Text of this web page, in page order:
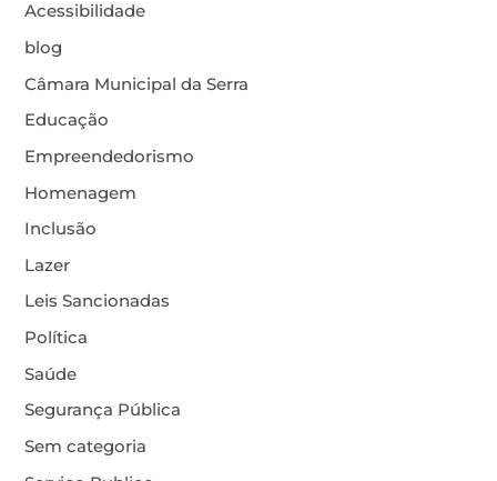
Acessibilidade
blog
Câmara Municipal da Serra
Educação
Empreendedorismo
Homenagem
Inclusão
Lazer
Leis Sancionadas
Política
Saúde
Segurança Pública
Sem categoria